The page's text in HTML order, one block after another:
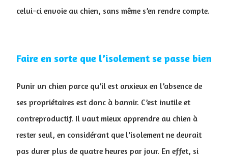
celui-ci envoie au chien, sans même s’en rendre compte.
Faire en sorte que l’isolement se passe bien
Punir un chien parce qu’il est anxieux en l’absence de
ses propriétaires est donc à bannir. C’est inutile et
contreproductif. Il vaut mieux apprendre au chien à
rester seul, en considérant que l’isolement ne devrait
pas durer plus de quatre heures par jour. En effet, si